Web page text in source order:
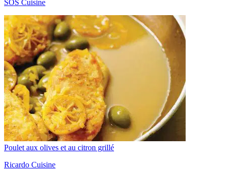
SOS Cuisine
Poulet aux olives et au citron grillé
Ricardo Cuisine